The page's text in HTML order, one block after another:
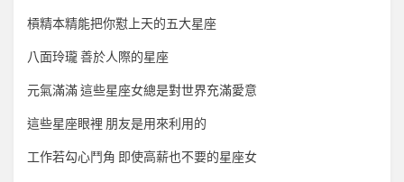
槓精本精能把你懟上天的五大星座
八面玲瓏 善於人際的星座
元氣滿滿 這些星座女總是對世界充滿愛意
這些星座眼裡 朋友是用來利用的
工作若勾心鬥角 即使高薪也不要的星座女